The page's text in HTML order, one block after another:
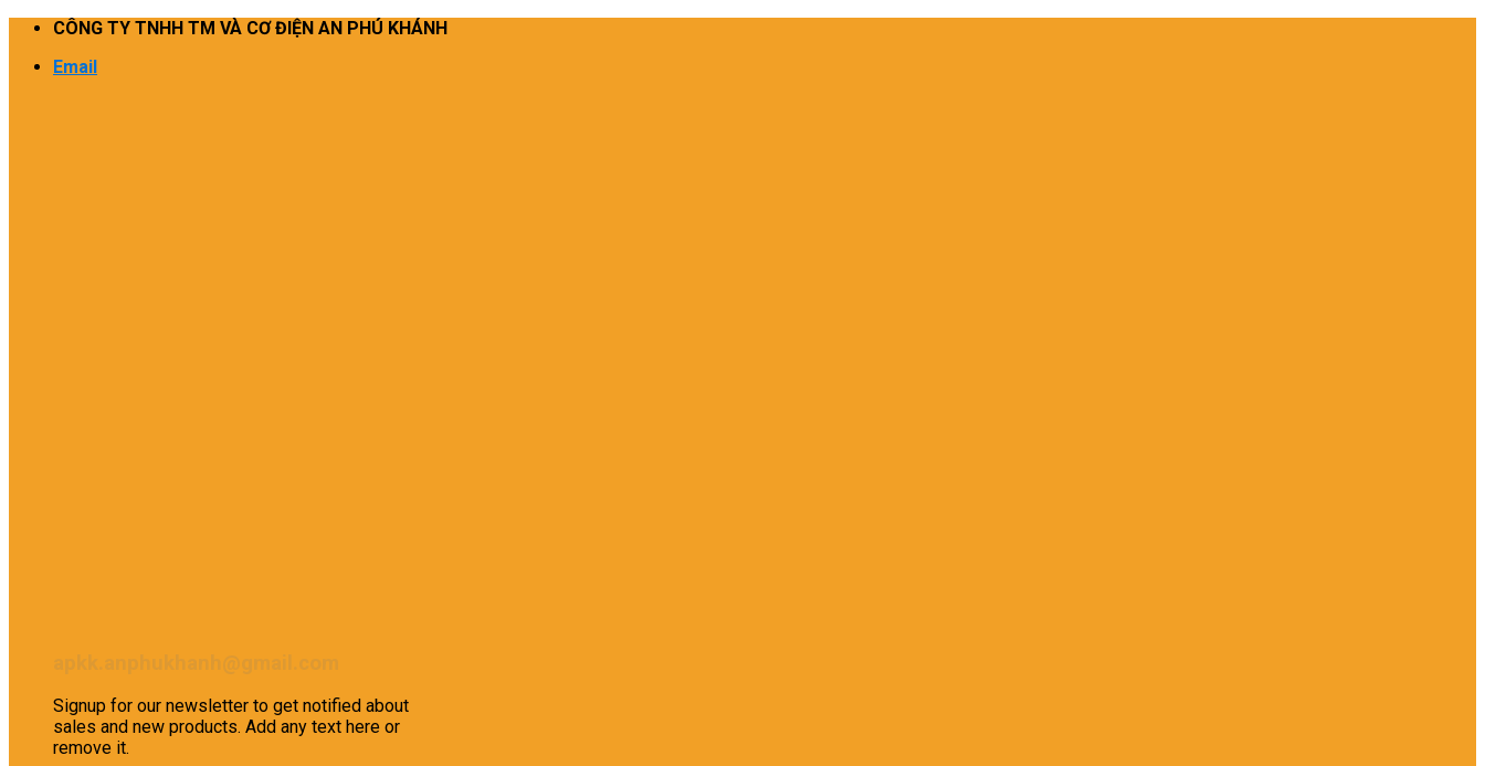
Skip
content
CÔNG TY TNHH TM VÀ CƠ ĐIỆN AN PHÚ KHÁNH
Email
Signup for our newsletter to get notified about
sales and new products. Add any text here or
remove it.